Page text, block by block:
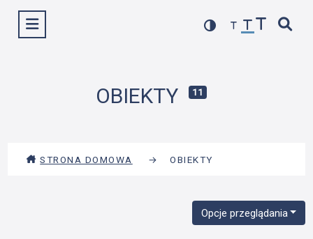
Wyświetl menu
OBIEKTY 11
STRONA DOMOWA → OBIEKTY
Opcje przeglądania